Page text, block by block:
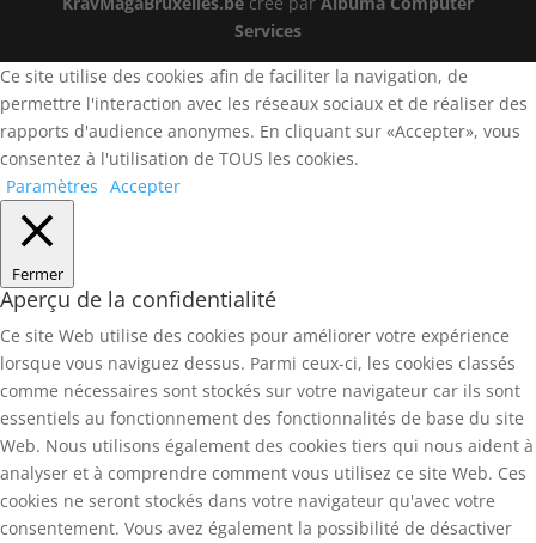
Services
Ce site utilise des cookies afin de faciliter la navigation, de
permettre l'interaction avec les réseaux sociaux et de réaliser des
rapports d'audience anonymes. En cliquant sur «Accepter», vous
consentez à l'utilisation de TOUS les cookies.
Paramètres Accepter
Fermer
Aperçu de la confidentialité
Ce site Web utilise des cookies pour améliorer votre expérience
lorsque vous naviguez dessus. Parmi ceux-ci, les cookies classés
comme nécessaires sont stockés sur votre navigateur car ils sont
essentiels au fonctionnement des fonctionnalités de base du site
Web. Nous utilisons également des cookies tiers qui nous aident à
analyser et à comprendre comment vous utilisez ce site Web. Ces
cookies ne seront stockés dans votre navigateur qu'avec votre
consentement. Vous avez également la possibilité de désactiver